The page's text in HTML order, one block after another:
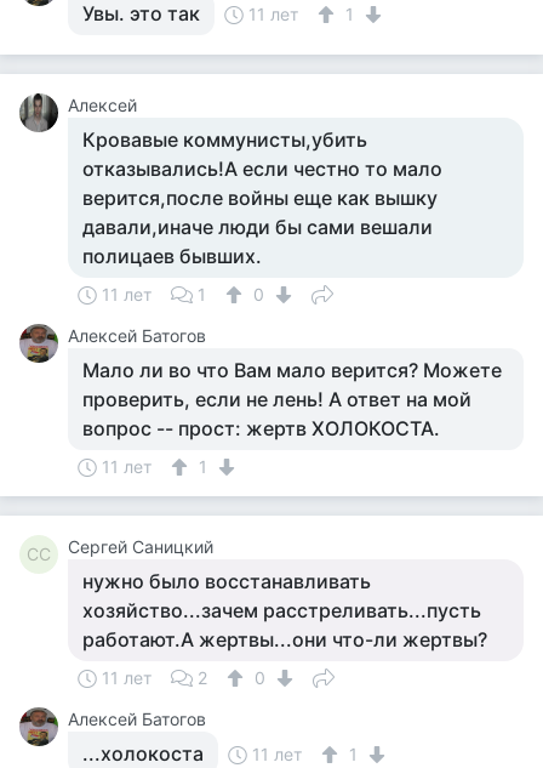
Увы. это так 11 лет 1
Алексей
Кровавые коммунисты,убить
отказывались!А если честно то мало
верится,после войны еще как вышку
давали,иначе люди бы сами вешали
полицаев бывших.
11 лет 1
0
Алексей Батогов
Мало ли во что Вам мало верится? Можете
проверить, если не лень! А ответ на мой
вопрос -- прост: жертв ХОЛОКОСТА.
11 лет 1
СС Сергей Саницкий
нужно было восстанавливать
хозяйство...зачем расстреливать...пусть
работают.А жертвы...они что-ли жертвы?
11 лет 2
0
Алексей Батогов
...холокоста 11 лет 1